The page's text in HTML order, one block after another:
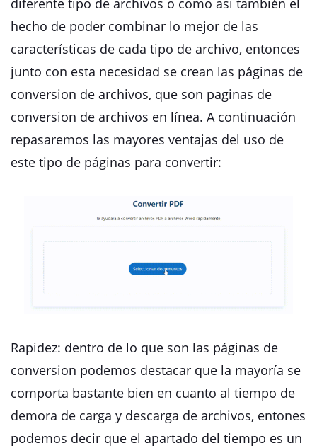
diferente tipo de archivos o como asi también el
hecho de poder combinar lo mejor de las
características de cada tipo de archivo, entonces
junto con esta necesidad se crean las páginas de
conversion de archivos, que son paginas de
conversion de archivos en línea. A continuación
repasaremos las mayores ventajas del uso de
este tipo de páginas para convertir:
Rapidez: dentro de lo que son las páginas de
conversion podemos destacar que la mayoría se
comporta bastante bien en cuanto al tiempo de
demora de carga y descarga de archivos, entones
podemos decir que el apartado del tiempo es un